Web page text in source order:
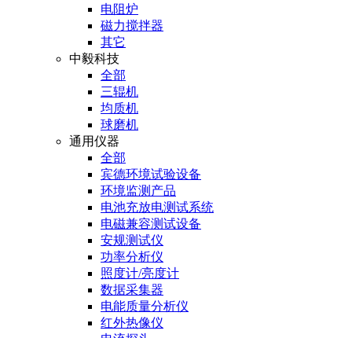
电阻炉
磁力搅拌器
其它
中毅科技
全部
三辊机
均质机
球磨机
通用仪器
全部
宾德环境试验设备
环境监测产品
电池充放电测试系统
电磁兼容测试设备
安规测试仪
功率分析仪
照度计/亮度计
数据采集器
电能质量分析仪
红外热像仪